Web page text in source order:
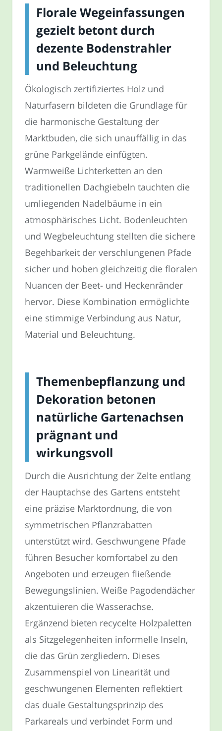
Florale Wegeinfassungen
gezielt betont durch
dezente Bodenstrahler
und Beleuchtung
Ökologisch zertifiziertes Holz und
Naturfasern bildeten die Grundlage für
die harmonische Gestaltung der
Marktbuden, die sich unauffällig in das
grüne Parkgelände einfügten.
Warmweiße Lichterketten an den
traditionellen Dachgiebeln tauchten die
umliegenden Nadelbäume in ein
atmosphärisches Licht. Bodenleuchten
und Wegbeleuchtung stellten die sichere
Begehbarkeit der verschlungenen Pfade
sicher und hoben gleichzeitig die floralen
Nuancen der Beet- und Heckenränder
hervor. Diese Kombination ermöglichte
eine stimmige Verbindung aus Natur,
Material und Beleuchtung.
Themenbepflanzung und
Dekoration betonen
natürliche Gartenachsen
prägnant und
wirkungsvoll
Durch die Ausrichtung der Zelte entlang
der Hauptachse des Gartens entsteht
eine präzise Marktordnung, die von
symmetrischen Pflanzrabatten
unterstützt wird. Geschwungene Pfade
führen Besucher komfortabel zu den
Angeboten und erzeugen fließende
Bewegungslinien. Weiße Pagodendächer
akzentuieren die Wasserachse.
Ergänzend bieten recycelte Holzpaletten
als Sitzgelegenheiten informelle Inseln,
die das Grün zergliedern. Dieses
Zusammenspiel von Linearität und
geschwungenen Elementen reflektiert
das duale Gestaltungsprinzip des
Parkareals und verbindet Form und